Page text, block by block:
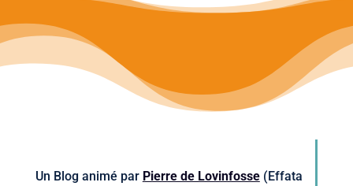
Un Blog animé par Pierre de Lovinfosse(Effata